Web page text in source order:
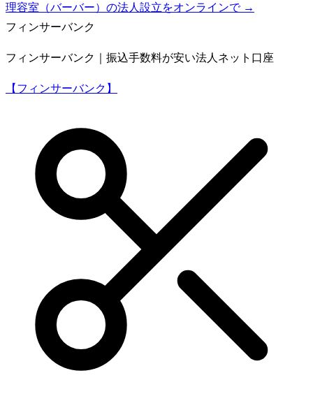
理容室（バーバー）の法人設立をオンラインで →
フィンサーバンク
フィンサーバンク｜振込手数料が安い法人ネット口座
【フィンサーバンク】